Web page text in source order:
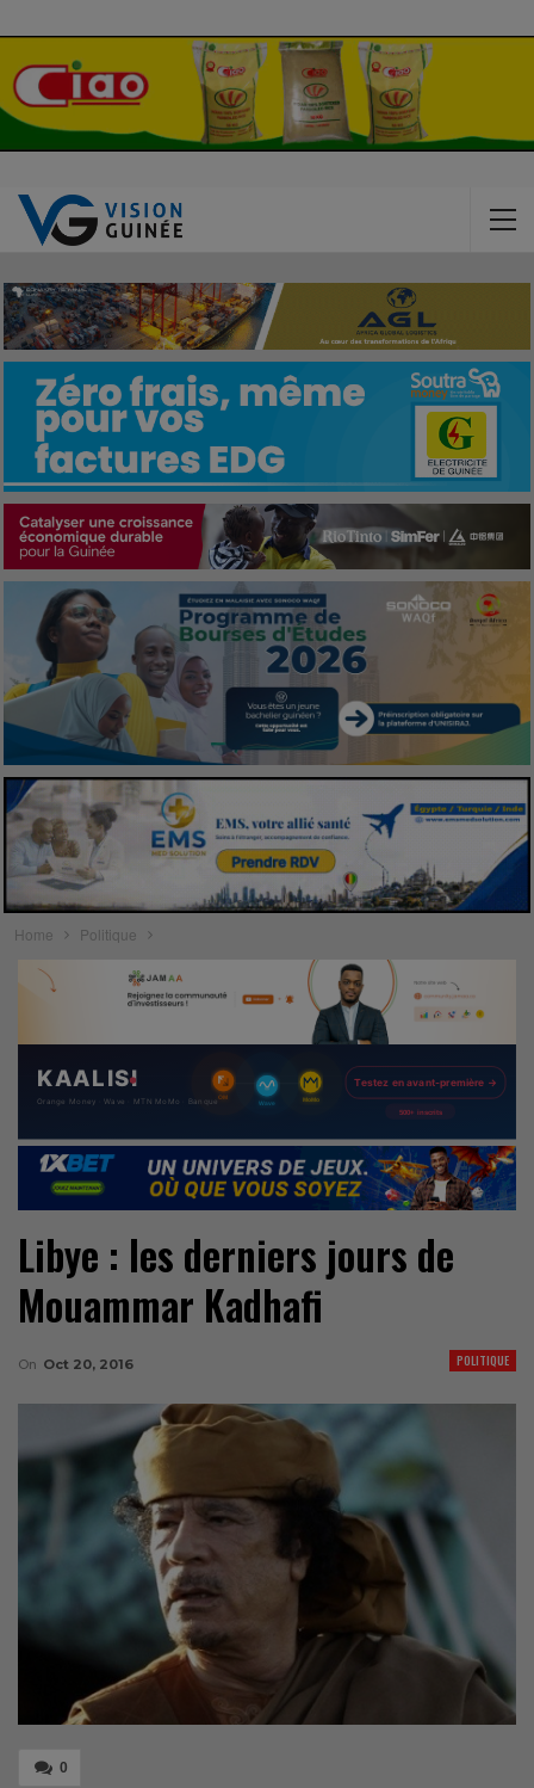
Home Politique
Libye : les derniers jours de
Mouammar Kadhafi
POLITIQUE
On Oct 20, 2016
0